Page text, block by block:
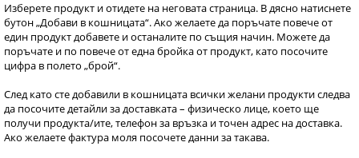
Изберете продукт и отидете на неговата страница. В дясно натиснете
бутон „Добави в кошницата“. Ако желаете да поръчате повече от
един продукт добавете и останалите по същия начин. Можете да
поръчате и по повече от една бройка от продукт, като посочите
цифра в полето „брой“.
След като сте добавили в кошницата всички желани продукти следва
да посочите детайли за доставката – физическо лице, което ще
получи продукта/ите, телефон за връзка и точен адрес на доставка.
Ако желаете фактура моля посочете данни за такава.